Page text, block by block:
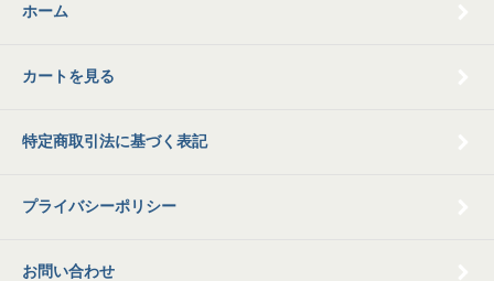
ホーム
カートを見る
特定商取引法に基づく表記
プライバシーポリシー
お問い合わせ